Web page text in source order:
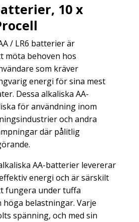
10 x
/ LR6 batterier är
möta behoven hos
som kräver
energi för sina mest
Dessa alkaliska AA-
för användning inom
och andra
där pålitlig
AA-batterier levererar
energi och är särskilt
fungera under tuffa
belastningar. Varje
spänning, och med sin